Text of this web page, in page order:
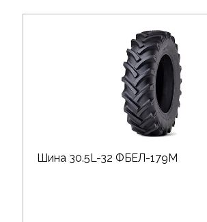
Шина 30.5L-32 ФБЕЛ-179М